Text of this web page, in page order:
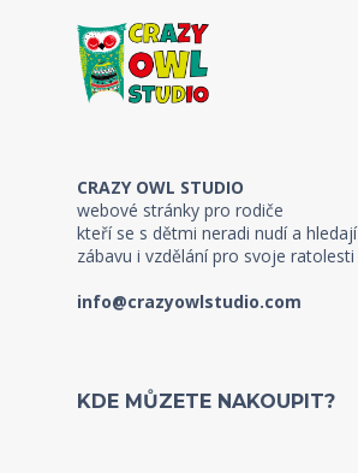
CRAZY OWL STUDIO
webové stránky pro rodiče
kteří se s dětmi neradi nudí a hledají
zábavu i vzdělání pro svoje ratolesti
info@crazyowlstudio.com
KDE MŮZETE NAKOUPIT?